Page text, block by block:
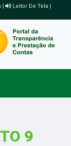
| Leitor De Tela |
9